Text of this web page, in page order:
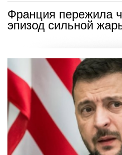
Франция пережила
эпизод сильной